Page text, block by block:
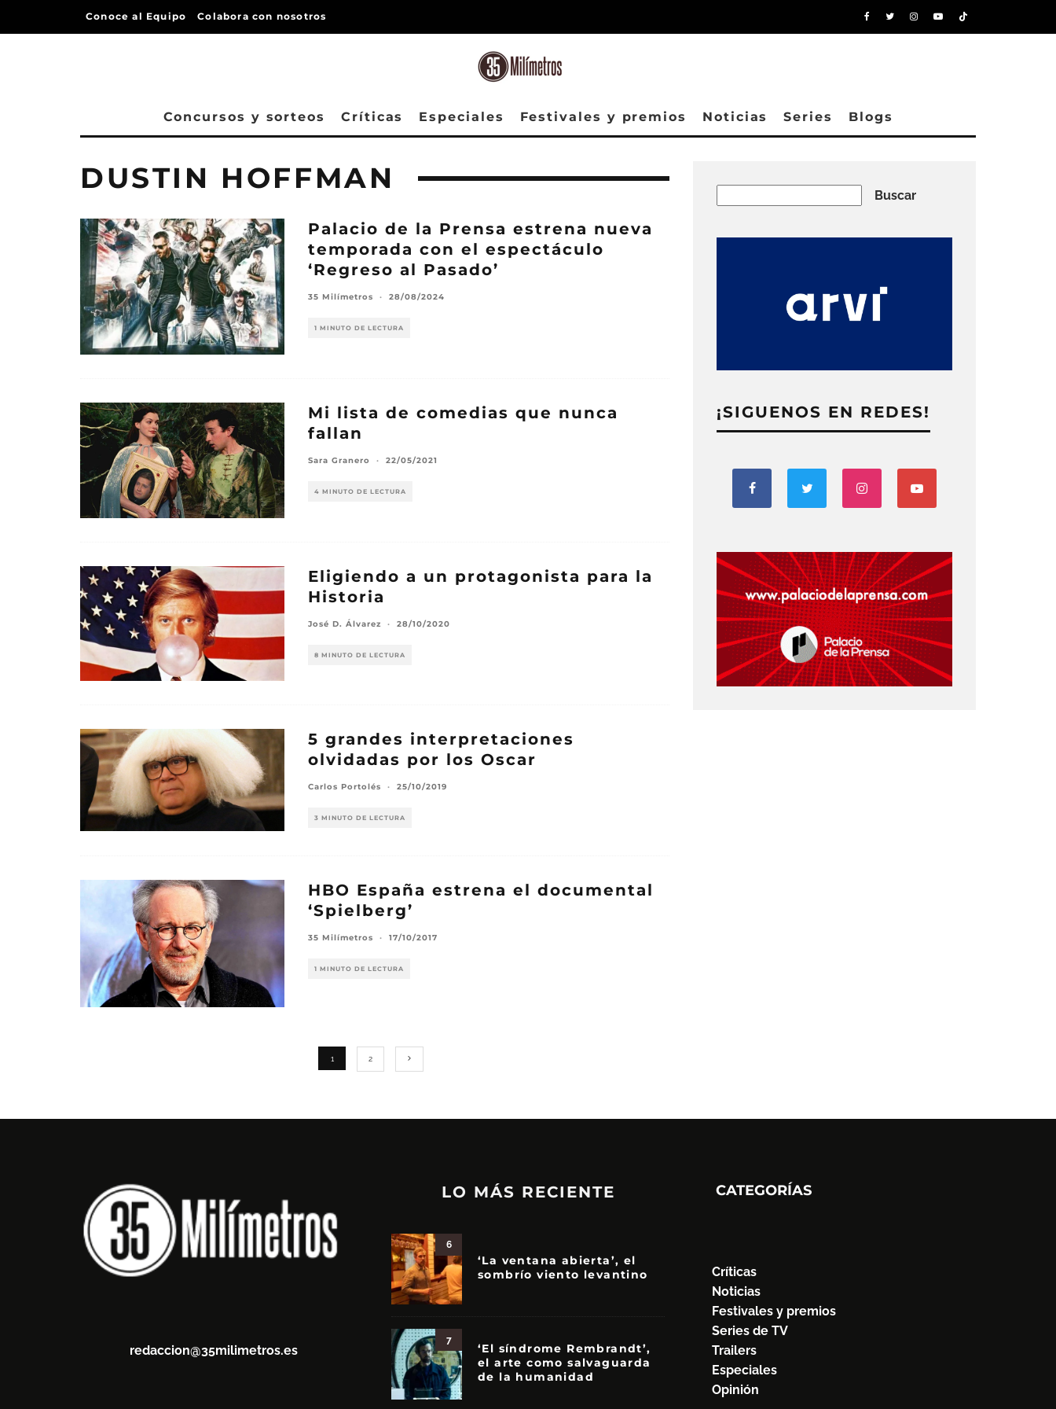
Conoce al Equipo Colabora con nosotros
Concursos y sorteos Críticas Especiales Festivales y premios Noticias Series Blogs
DUSTIN HOFFMAN
Palacio de la Prensa estrena nueva
temporada con el espectáculo
‘Regreso al Pasado’
35 Milímetros · 28/08/2024
1 MINUTO DE LECTURA
Mi lista de comedias que nunca
fallan
Sara Granero · 22/05/2021
4 MINUTO DE LECTURA
Eligiendo a un protagonista para la
Historia
José D. Álvarez · 28/10/2020
8 MINUTO DE LECTURA
5 grandes interpretaciones
olvidadas por los Oscar
Carlos Portolés · 25/10/2019
3 MINUTO DE LECTURA
HBO España estrena el documental
‘Spielberg’
35 Milímetros · 17/10/2017
1 MINUTO DE LECTURA
1 2
Buscar
¡SIGUENOS EN REDES!
redaccion@35milimetros.es
LO MÁS RECIENTE
6
‘La ventana abierta’, el
sombrío viento levantino
7
‘El síndrome Rembrandt’,
el arte como salvaguarda
de la humanidad
CATEGORÍAS
Críticas
Noticias
Festivales y premios
Series de TV
Trailers
Especiales
Opinión